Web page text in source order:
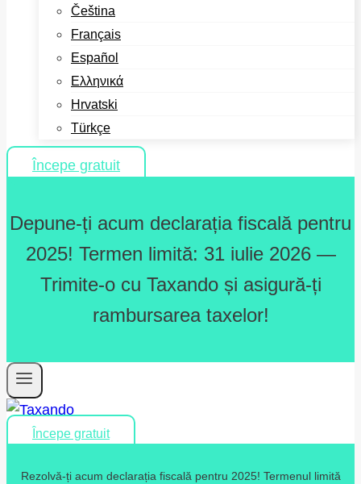
Čeština
Français
Español
Ελληνικά
Hrvatski
Türkçe
Începe gratuit
Depune-ți acum declarația fiscală pentru
2025! Termen limită: 31 iulie 2026 —
Trimite-o cu Taxando și asigură-ți
rambursarea taxelor!
Începe gratuit
Rezolvă-ți acum declarația fiscală pentru 2025! Termenul limită